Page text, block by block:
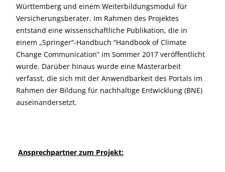
Württemberg und einem Weiterbildungsmodul für
Versicherungsberater. Im Rahmen des Projektes
entstand eine wissenschaftliche Publikation, die in
einem „Springer“-Handbuch “Handbook of Climate
Change Communication” im Sommer 2017 veröffentlicht
wurde. Darüber hinaus wurde eine Masterarbeit
verfasst, die sich mit der Anwendbarkeit des Portals im
Rahmen der Bildung für nachhaltige Entwicklung (BNE)
auseinandersetzt.
Ansprechpartner zum Projekt: